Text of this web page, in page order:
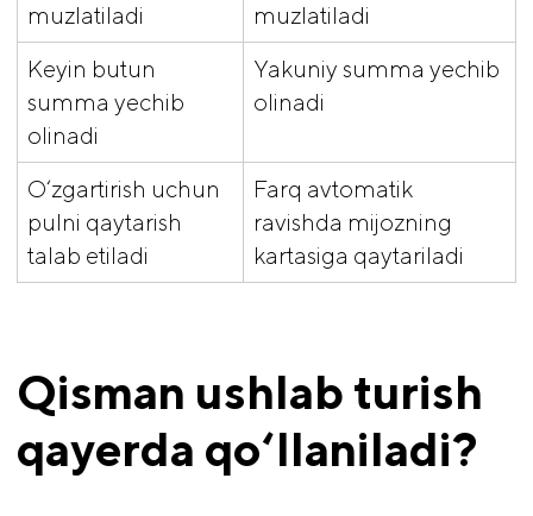
muzlatiladi
muzlatiladi
Keyin butun
summa yechib
olinadi
Yakuniy summa yechib
olinadi
O‘zgartirish uchun
pulni qaytarish
talab etiladi
Farq avtomatik
ravishda mijozning
kartasiga qaytariladi
Qisman ushlab turish
qayerda qo‘llaniladi?